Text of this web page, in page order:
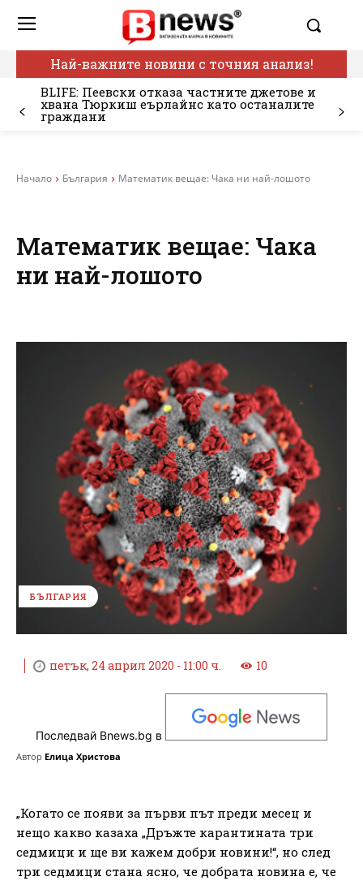
Най-важните новини с точния анализ!
BLIFE: Пеевски отказа частните джетове и
хвана Тюркиш еърлайнс като останалите
граждани
Начало България Математик вещае: Чака ни най-лошото
Математик вещае: Чака
ни най-лошото
БЪЛГАРИЯ
петък, 24 април 2020 - 11:00 ч. 10
Последвай Bnews.bg в
Автор Елица Христова
„Когато се появи за първи път преди месец и
нещо какво казаха „Дръжте карантината три
седмици и ще ви кажем добри новини!“, но след
три седмици стана ясно, че добрата новина е, че